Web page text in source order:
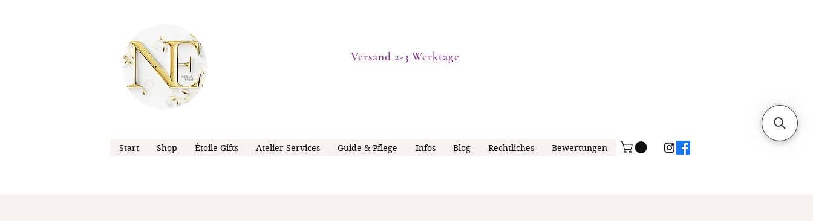
Versand 2-3 Werktage
Start Shop Étoile Gifts Atelier Services Guide & Pflege Infos Blog Rechtliches Bewertungen